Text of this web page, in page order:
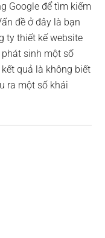
Google để tìm kiếm
đề ở đây là bạn
ty thiết kế website
sinh một số
quả là không biết
ra một số khái